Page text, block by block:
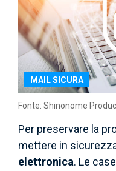
Fonte: Shinonome
MAIL SICURA
Per preservare la
mettere in
elettronica. Le